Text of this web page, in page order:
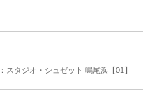
スタジオ・シュゼット 鳴尾浜【01】